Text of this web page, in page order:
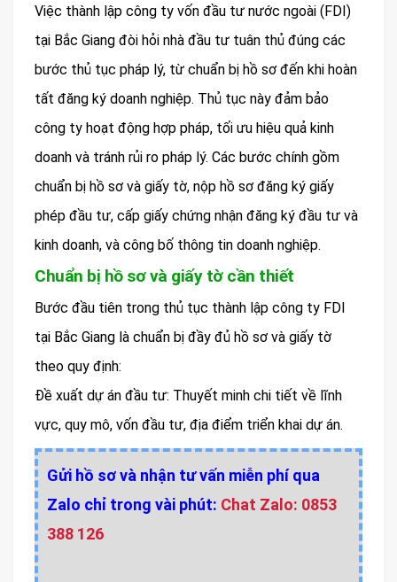
Việc thành lập công ty vốn đầu tư nước ngoài (FDI)
tại Bắc Giang đòi hỏi nhà đầu tư tuân thủ đúng các
bước thủ tục pháp lý, từ chuẩn bị hồ sơ đến khi hoàn
tất đăng ký doanh nghiệp. Thủ tục này đảm bảo
công ty hoạt động hợp pháp, tối ưu hiệu quả kinh
doanh và tránh rủi ro pháp lý. Các bước chính gồm
chuẩn bị hồ sơ và giấy tờ, nộp hồ sơ đăng ký giấy
phép đầu tư, cấp giấy chứng nhận đăng ký đầu tư và
kinh doanh, và công bố thông tin doanh nghiệp.
Chuẩn bị hồ sơ và giấy tờ cần thiết
Bước đầu tiên trong thủ tục thành lập công ty FDI
tại Bắc Giang là chuẩn bị đầy đủ hồ sơ và giấy tờ
theo quy định:
Đề xuất dự án đầu tư: Thuyết minh chi tiết về lĩnh
vực, quy mô, vốn đầu tư, địa điểm triển khai dự án.
Gửi hồ sơ và nhận tư vấn miễn phí qua
Zalo chỉ trong vài phút: Chat Zalo: 0853
388 126